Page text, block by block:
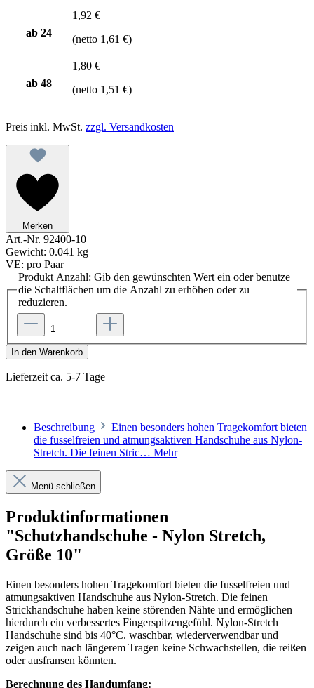
ab 24
1,92 €
(netto 1,61 €)
ab 48
1,80 €
(netto 1,51 €)
Preis inkl. MwSt. zzgl. Versandkosten
Merken
Art.-Nr. 92400-10
Gewicht: 0.041 kg
VE: pro Paar
Produkt Anzahl: Gib den gewünschten Wert ein oder benutze
die Schaltflächen um die Anzahl zu erhöhen oder zu
reduzieren.
In den Warenkorb
Lieferzeit ca. 5-7 Tage
Beschreibung
Einen besonders hohen Tragekomfort bieten
die fusselfreien und atmungsaktiven Handschuhe aus Nylon-
Stretch. Die feinen Stric… Mehr
Menü schließen
Produktinformationen
"Schutzhandschuhe - Nylon Stretch,
Größe 10"
Einen besonders hohen Tragekomfort bieten die fusselfreien und
atmungsaktiven Handschuhe aus Nylon-Stretch. Die feinen
Strickhandschuhe haben keine störenden Nähte und ermöglichen
hierdurch ein verbessertes Fingerspitzengefühl. Nylon-Stretch
Handschuhe sind bis 40°C. waschbar, wiederverwendbar und
zeigen auch nach längerem Tragen keine Schwachstellen, die reißen
oder ausfransen könnten.
Berechnung des Handumfang: